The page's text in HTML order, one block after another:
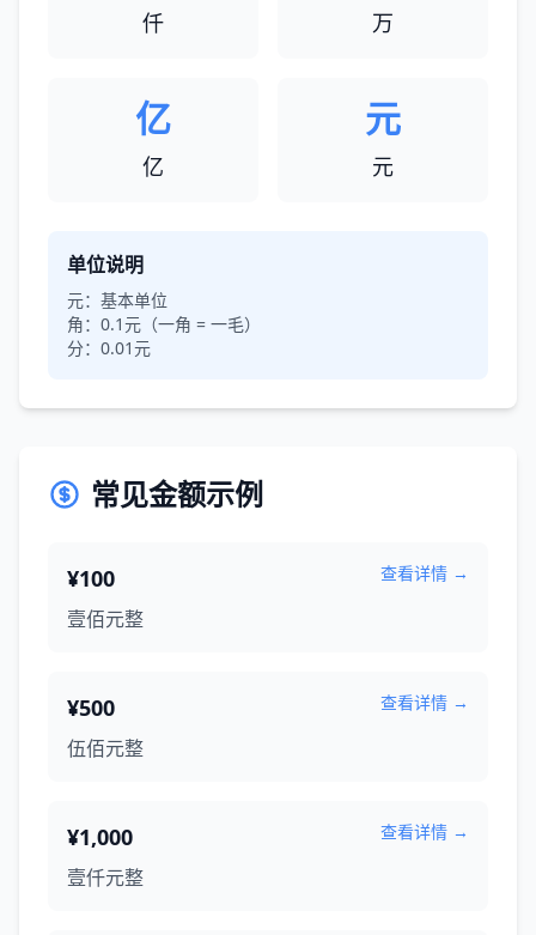
仟 万
亿
亿
元
元
单位说明
元： 基本单位
角： 0.1元（一角 = 一毛）
分： 0.01元
常见金额示例
¥100 查看详情 →
壹佰元整
¥500 查看详情 →
伍佰元整
¥1,000 查看详情 →
壹仟元整